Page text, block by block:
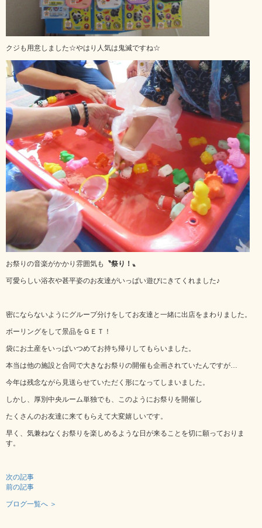
クジも用意しました☆やはり人気は鬼滅ですね☆
お祭りの音楽がかかり雰囲気も 〝祭り！〟
可愛らしい浴衣や甚平姿のお友達がいっぱい遊びにきてくれました♪
密にならないようにグループ分けをしてお友達と一緒に出店をまわりました。
ボーリングをして景品をＧＥＴ！
袋にお土産をいっぱいつめてお持ち帰りしてもらいました。
本当は他の施設と合同で大きなお祭りの開催も企画されていたんですが…
今年は残念ながら見送らせていただく形になってしまいました。
しかし、厚別中央ルーム単独でも、このようにお祭りを開催し
たくさんのお友達に来てもらえて大変嬉しいです。
早く、気兼ねなくお祭りを楽しめるような日が来ることを切に願っておりま
す。
次の記事
前の記事
ブログ一覧へ ＞